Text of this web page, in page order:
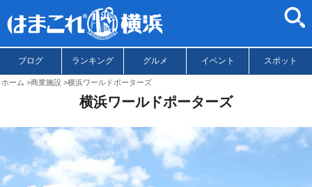
ブログ ランキング グルメ イベント スポット
ホーム 商業施設 横浜ワールドポーターズ
横浜ワールドポーターズ